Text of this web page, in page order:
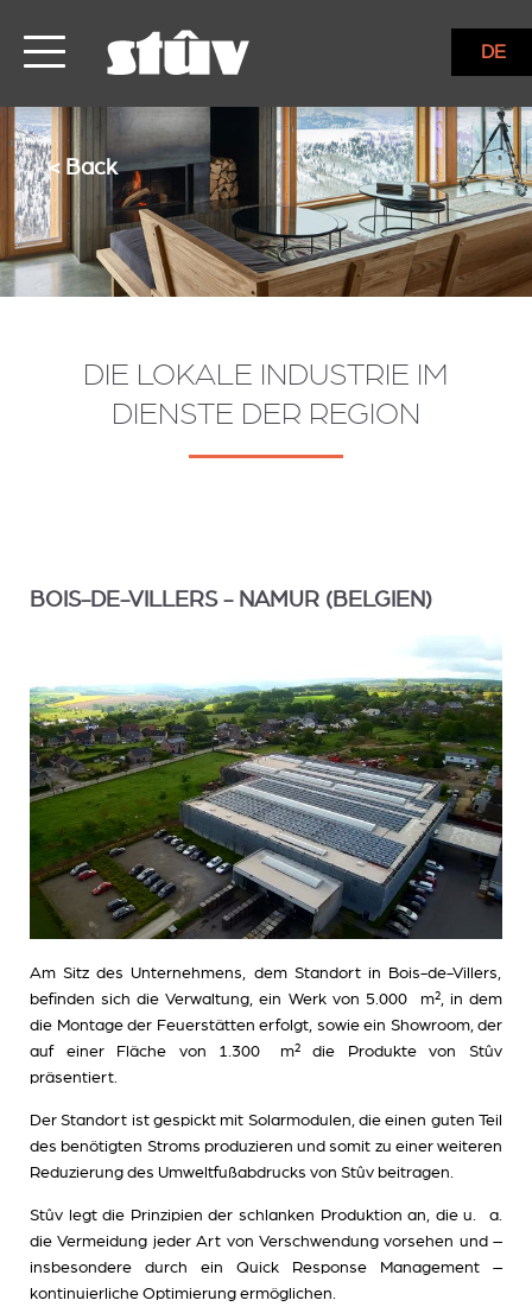
DE
< Back
DIE LOKALE INDUSTRIE IM
DIENSTE DER REGION
BOIS-DE-VILLERS - NAMUR (BELGIEN)
Am Sitz des Unternehmens, dem Standort in Bois-de-Villers,
befinden sich die Verwaltung, ein Werk von 5.000 m², in dem
die Montage der Feuerstätten erfolgt, sowie ein Showroom, der
auf einer Fläche von 1.300 m² die Produkte von Stûv
präsentiert.
Der Standort ist gespickt mit Solarmodulen, die einen guten Teil
des benötigten Stroms produzieren und somit zu einer weiteren
Reduzierung des Umweltfußabdrucks von Stûv beitragen.
Stûv legt die Prinzipien der schlanken Produktion an, die u. a.
die Vermeidung jeder Art von Verschwendung vorsehen und –
insbesondere durch ein Quick Response Management –
kontinuierliche Optimierung ermöglichen.